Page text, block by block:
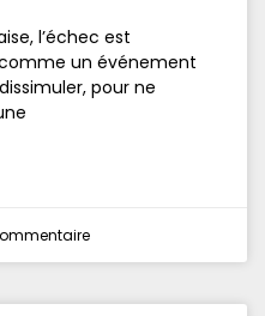
l’échec est
un événement
pour ne